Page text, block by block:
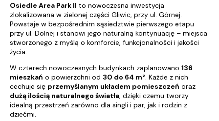
Osiedle Area Park II to nowoczesna inwestycja
zlokalizowana w zielonej części Gliwic, przy ul. Górnej.
Powstaje w bezpośrednim sąsiedztwie pierwszego etapu
przy ul. Dolnej i stanowi jego naturalną kontynuację – miejsca
stworzonego z myślą o komforcie, funkcjonalności i jakości
życia.
W czterech nowoczesnych budynkach zaplanowano 136
mieszkań o powierzchni od 30 do 64 m². Każde z nich
cechuje się przemyślanym układem pomieszczeń oraz
dużą ilością naturalnego światła, dzięki czemu tworzy
idealną przestrzeń zarówno dla singli i par, jak i rodzin z
dziećmi.